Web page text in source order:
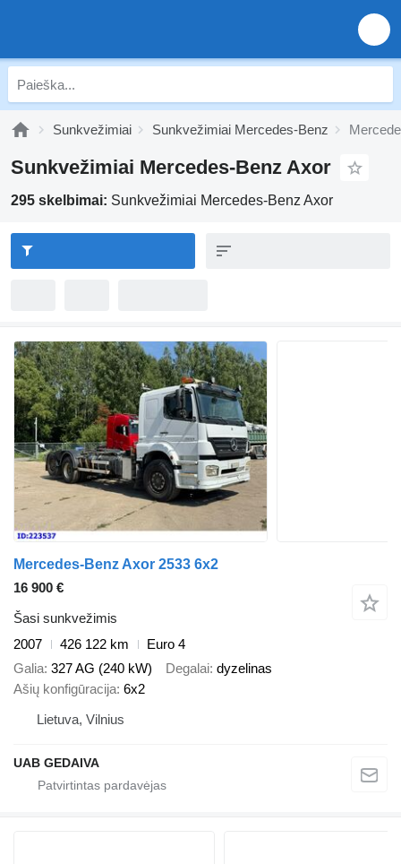
Sunkvežimiai Sunkvežimiai Mercedes-Benz
Sunkvežimiai Mercedes-Benz Axor
295 skelbimai: Sunkvežimiai Mercedes-Benz Axor
Mercedes-Benz Axor 2533 6x2
16 900 €
Šasi sunkvežimis
2007
426 122 km
Euro 4
Galia 327 AG (240 kW) Degalai dyzelinas
Ašių konfigūracija 6x2
Lietuva, Vilnius
UAB GEDAIVA